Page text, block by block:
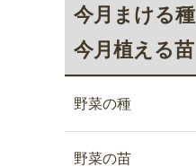
今月まける種
今月植える苗
野菜の種
野菜の苗